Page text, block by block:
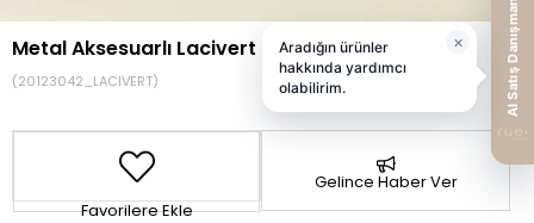
Metal Aksesuarlı Lacivert Suni Deri Pantolon
(20123042_LACIVERT)
Favorilere Ekle
Gelince Haber Ver